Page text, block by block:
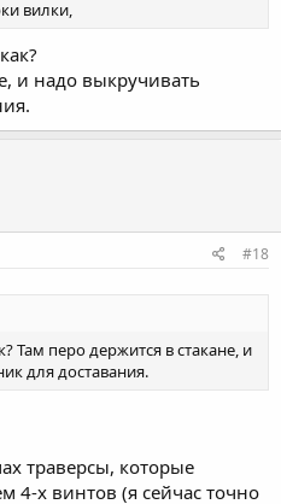
вилки,
и надо выкручивать
#18
Там перо держится в стакане, и
для доставания.
траверсы, которые
4-х винтов (я сейчас точно